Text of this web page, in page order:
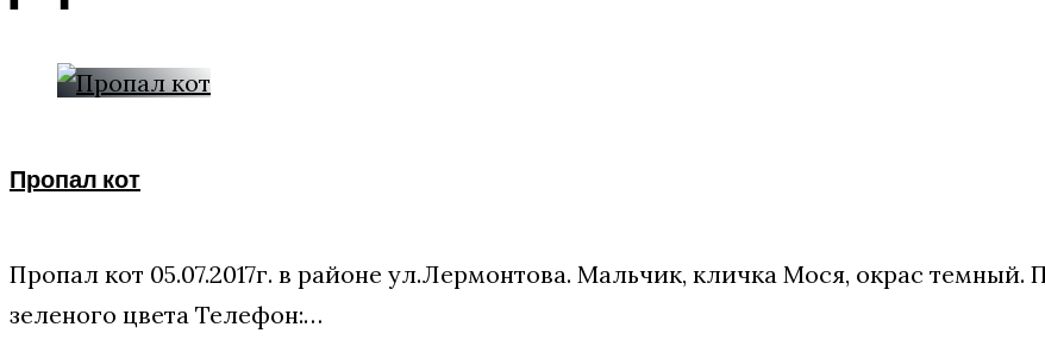
Пропал кот
Пропал кот 05.07.2017г. в районе ул.Лермонтова. Мальчик, кличка Мося, окрас
зеленого цвета Телефон:…